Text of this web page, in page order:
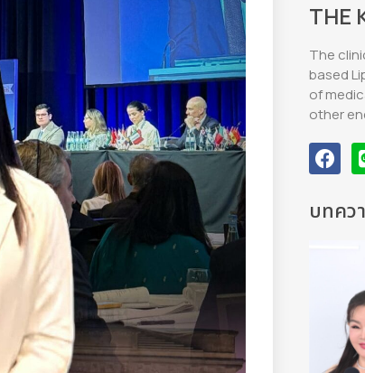
THE
The
based
of
other
บทคว